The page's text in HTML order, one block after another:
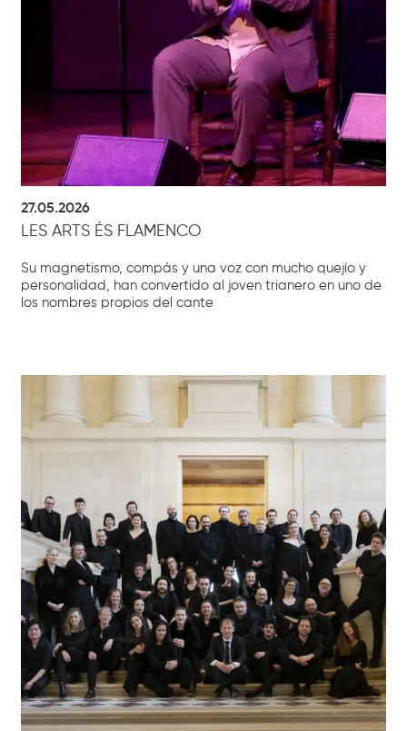
27.05.2026
LES ARTS ÉS FLAMENCO
Su magnetismo, compás y una voz con mucho quejío y
personalidad, han convertido al joven trianero en uno de
los nombres propios del cante